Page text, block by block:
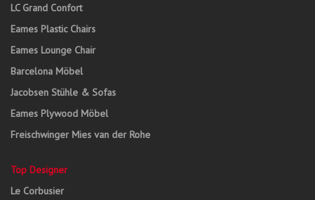
LC Grand Confort
Eames Plastic Chairs
Eames Lounge Chair
Barcelona Möbel
Jacobsen Stühle & Sofas
Eames Plywood Möbel
Freischwinger Mies van der Rohe
Top Designer
Le Corbusier